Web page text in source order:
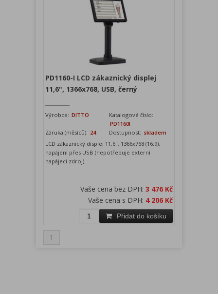
PD1160-I LCD zákaznický displej
11,6", 1366x768, USB, černý
Výrobce: DITTO
Katalogové číslo:
PD1160I
Záruka (měsíců): 24 Dostupnost: skladem
LCD zákaznický displej 11,6", 1366x768 (16:9),
napájení přes USB (nepotřebuje externí
napájecí zdroj).
Vaše cena bez DPH: 3 476 Kč
Vaše cena s DPH: 4 206 Kč
Přidat do košíku
1